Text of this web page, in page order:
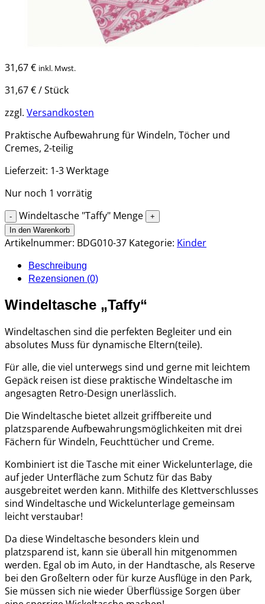
31,67€ inkl. Mwst.
31,67€/Stück
zzgl. Versandkosten
Praktische Aufbewahrung für Windeln, Töcher und
Cremes, 2-teilig
Lieferzeit: 1-3 Werktage
Nur noch 1 vorrätig
Windeltasche "Taffy" Menge
In den Warenkorb
Artikelnummer: BDG010-37 Kategorie: Kinder
Beschreibung
Rezensionen (0)
Windeltasche „Taffy“
Windeltaschen sind die perfekten Begleiter und ein
absolutes Muss für dynamische Eltern(teile).
Für alle, die viel unterwegs sind und gerne mit leichtem
Gepäck reisen ist diese praktische Windeltasche im
angesagten Retro-Design unerlässlich.
Die Windeltasche bietet allzeit griffbereite und
platzsparende Aufbewahrungsmöglichkeiten mit drei
Fächern für Windeln, Feuchttücher und Creme.
Kombiniert ist die Tasche mit einer Wickelunterlage, die
auf jeder Unterfläche zum Schutz für das Baby
ausgebreitet werden kann. Mithilfe des Klettverschlusses
sind Windeltasche und Wickelunterlage gemeinsam
leicht verstaubar!
Da diese Windeltasche besonders klein und
platzsparend ist, kann sie überall hin mitgenommen
werden. Egal ob im Auto, in der Handtasche, als Reserve
bei den Großeltern oder für kurze Ausflüge in den Park,
Sie müssen sich nie wieder Überflüssige Sorgen über